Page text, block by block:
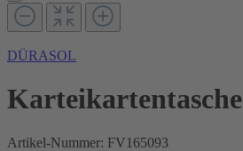
DÜRASOL
Karteikartentasche
Artikel-Nummer: FV165093